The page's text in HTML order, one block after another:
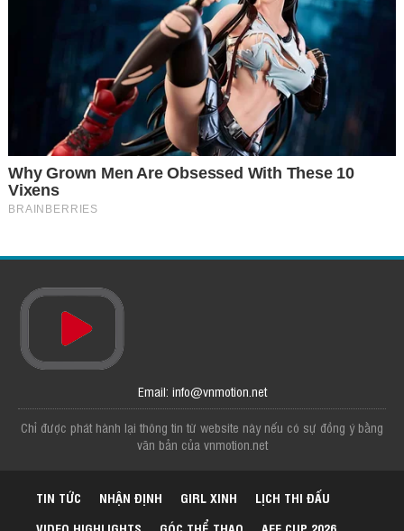
Email: info@vnmotion.net
Chỉ được phát hành lại thông tin từ website này nếu có sự đồng ý bằng
văn bản của vnmotion.net
TIN TỨC NHẬN ĐỊNH GIRL XINH
LỊCH THI ĐẤU
VIDEO HIGHLIGHTS
GÓC THỂ THAO AFF CUP 2026